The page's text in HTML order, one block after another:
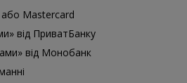
Mastercard
від ПриватБанку
від Монобанк